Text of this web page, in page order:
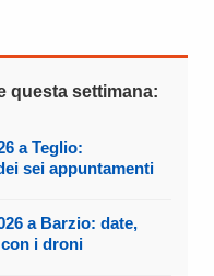
questa settimana:
a Teglio:
sei appuntamenti
a Barzio: date,
i droni